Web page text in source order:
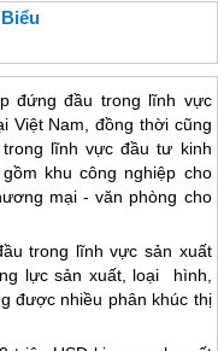
đứng đầu trong lĩnh vực
Việt Nam, đồng thời cũng
lĩnh vực đầu tư kinh
khu công nghiệp cho
mại - văn phòng cho
trong lĩnh vực sản xuất
lực sản xuất, loại hình,
được nhiều phân khúc thị